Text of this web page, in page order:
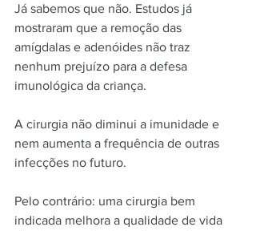
Já sabemos que não. Estudos já
mostraram que a remoção das
amígdalas e adenóides não traz
nenhum prejuízo para a defesa
imunológica da criança.
A cirurgia não diminui a imunidade e
nem aumenta a frequência de outras
infecções no futuro.
Pelo contrário: uma cirurgia bem
indicada melhora a qualidade de vida